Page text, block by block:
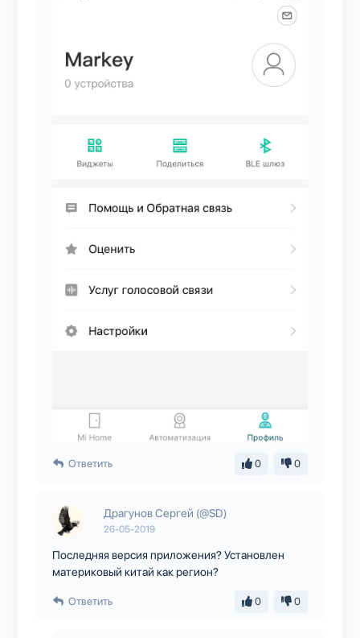
Ответить 0 0
Драгунов Сергей (@SD)
26-05-2019
Последняя версия приложения? Установлен
материковый китай как регион?
Ответить 0 0